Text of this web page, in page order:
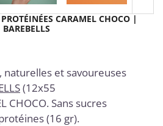
CARAMEL CHOCO |
BAREBELLS
, naturelles et savoureuses
(12x55
CHOCO. Sans sucres
(16 gr).